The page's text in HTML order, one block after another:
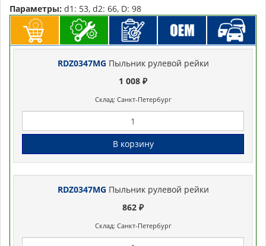
Параметры: d1: 53, d2: 66, D: 98
RDZ0347MG Пыльник рулевой рейки
1 008 ₽
Склад: Санкт-Петербург
В корзину
RDZ0347MG Пыльник рулевой рейки
862 ₽
Склад: Санкт-Петербург